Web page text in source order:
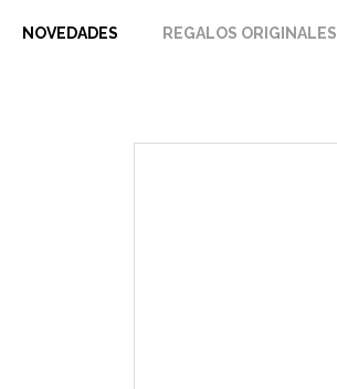
NOVEDADES REGALOS ORIGINALES